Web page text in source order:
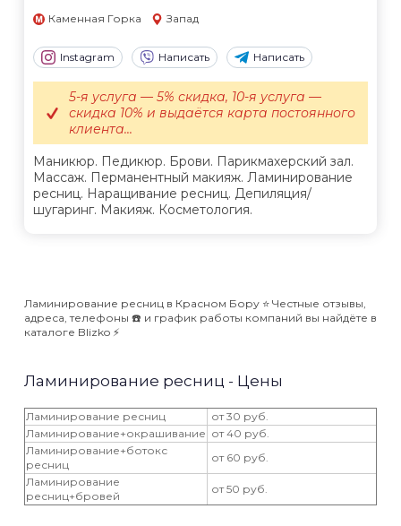
Каменная Горка Запад
Instagram Написать Написать
Маникюр. Педикюр. Брови. Парикмахерский зал.
Массаж. Перманентный макияж. Ламинирование
ресниц. Наращивание ресниц. Депиляция/
шугаринг. Макияж. Косметология.
5-я услуга — 5% скидка, 10-я услуга —
скидка 10% и выдаётся карта постоянного
клиента...
Ламинирование ресниц в Красном Бору ⭐️ Честные отзывы,
адреса, телефоны ☎️ и график работы компаний вы найдёте в
каталоге Blizko ⚡️
Ламинирование ресниц - Цены
Ламинирование ресниц
от 30 руб.
Ламинирование+окрашивание от 40 руб.
Ламинирование+ботокс
ресниц
от 60 руб.
Ламинирование
ресниц+бровей
от 50 руб.